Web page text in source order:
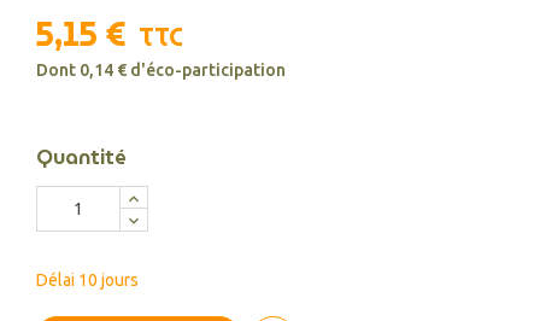
5,15 € TTC
Dont 0,14 € d'éco-participation
Quantité
Délai 10 jours